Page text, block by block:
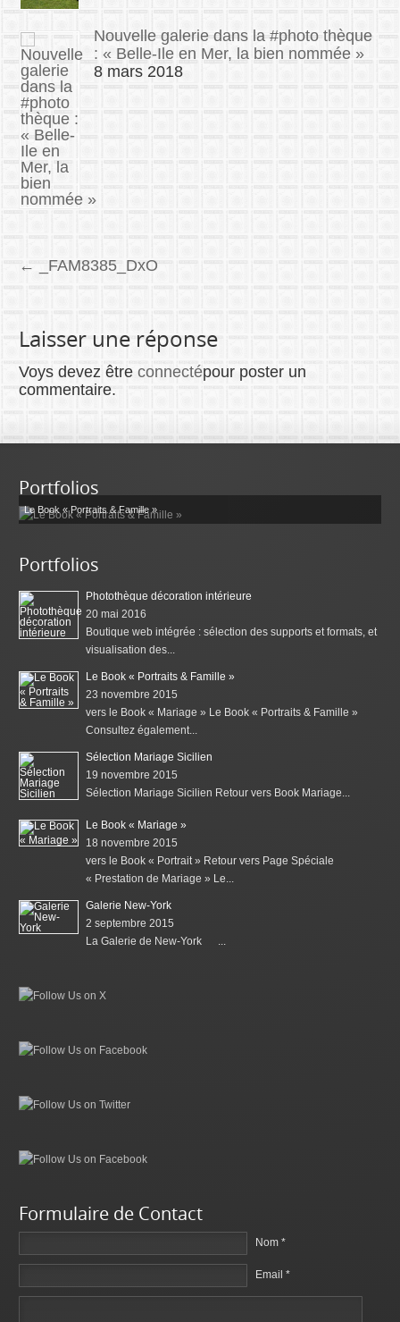
Nouvelle galerie dans la #photo thèque
: « Belle-Ile en Mer, la bien nommée »
8 mars 2018
← _FAM8385_DxO
Laisser une réponse
Voys devez êtreconnectépour poster un
commentaire.
Portfolios
Le Book « Portraits & Famille »
Portfolios
Photothèque décoration intérieure
20 mai 2016
Boutique web intégrée : sélection des supports et formats, et
visualisation des...
Le Book « Portraits & Famille »
23 novembre 2015
vers le Book « Mariage » Le Book « Portraits & Famille »
Consultez également...
Sélection Mariage Sicilien
19 novembre 2015
Sélection Mariage Sicilien Retour vers Book Mariage...
Le Book « Mariage »
18 novembre 2015
vers le Book « Portrait » Retour vers Page Spéciale
« Prestation de Mariage » Le...
Galerie New-York
2 septembre 2015
La Galerie de New-York ...
Formulaire de Contact
Nom *
Email *